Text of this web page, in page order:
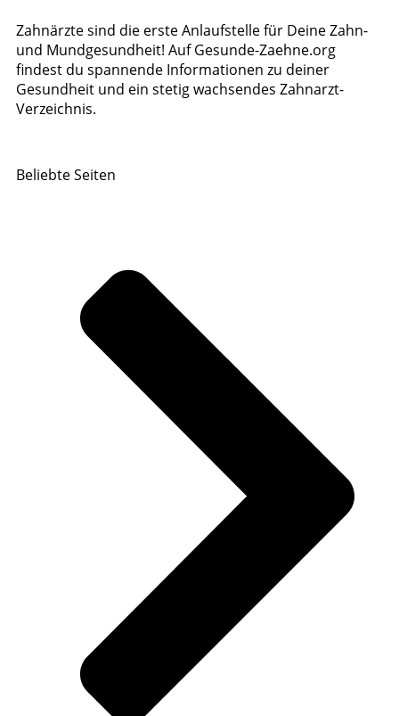
Zahnärzte sind die erste Anlaufstelle für Deine Zahn-
und Mundgesundheit! Auf Gesunde-Zaehne.org
findest du spannende Informationen zu deiner
Gesundheit und ein stetig wachsendes Zahnarzt-
Verzeichnis.
Beliebte Seiten